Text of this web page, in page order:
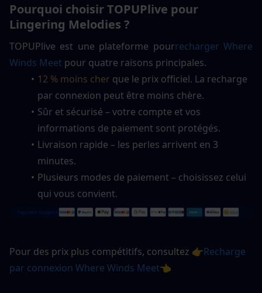
Pourquoi choisir TOPUPlive pour
Lingering Melodies ?
TOPUPlive est une plateforme pourrecharger Where
Winds Meet pour quatre raisons principales.
12 % moins cher que le prix officiel. La recharge
par connexion peut être moins chère.
Sûr et sécurisé – votre compte et vos
informations de paiement sont protégés.
Livraison rapide – les perles arrivent en 3
minutes.
Plusieurs modes de paiement – choisissez celui
qui vous convient.
Pour des prix plus compétitifs, consultez 👉Recharge
par connexion Where Winds Meet👈